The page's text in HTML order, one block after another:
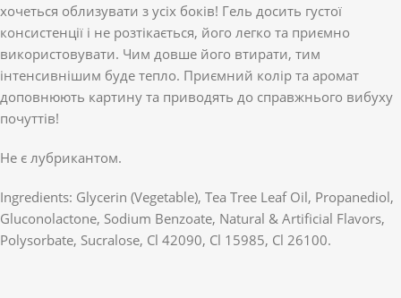
хочеться облизувати з усіх боків! Гель досить густої
консистенції і не розтікається, його легко та приємно
використовувати. Чим довше його втирати, тим
інтенсивнішим буде тепло. Приємний колір та аромат
доповнюють картину та приводять до справжнього вибуху
почуттів!
Не є лубрикантом.
Ingredients: Glycerin (Vegetable), Tea Tree Leaf Oil, Propanediol,
Gluconolactone, Sodium Benzoate, Natural & Artificial Flavors,
Polysorbate, Sucralose, Cl 42090, Cl 15985, Cl 26100.